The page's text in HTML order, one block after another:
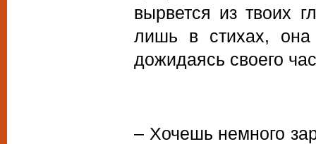
вырвется из твоих
лишь в стихах,
дожидаясь своего
– Хочешь немного